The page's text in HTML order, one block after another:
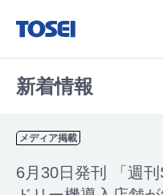
新着情報
メディア掲載
6月30日発刊 「週